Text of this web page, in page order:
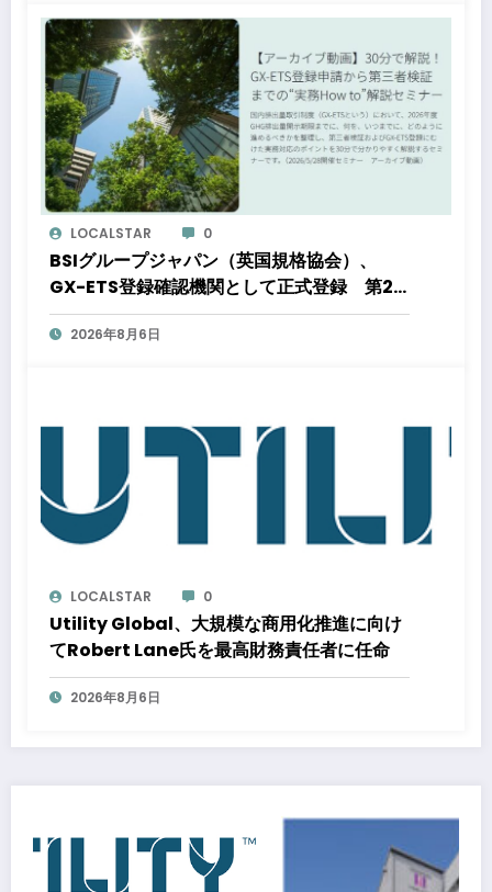
LOCALSTAR 0
BSIグループジャパン（英国規格協会）、
GX-ETS登録確認機関として正式登録 第2
フェーズ開始で制度対応が義務化、企業の対
応はどう変わるのか？ 法的拘束力をもつ
2026年8月6日
LOCALSTAR 0
Utility Global、大規模な商用化推進に向け
てRobert Lane氏を最高財務責任者に任命
2026年8月6日